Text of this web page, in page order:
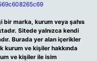
marka, kurum veya şahıs
Sitede yalnızca kendi
Burada yer alan içerikler
kurum ve kişiler hakkında
ve kişiler ile isim